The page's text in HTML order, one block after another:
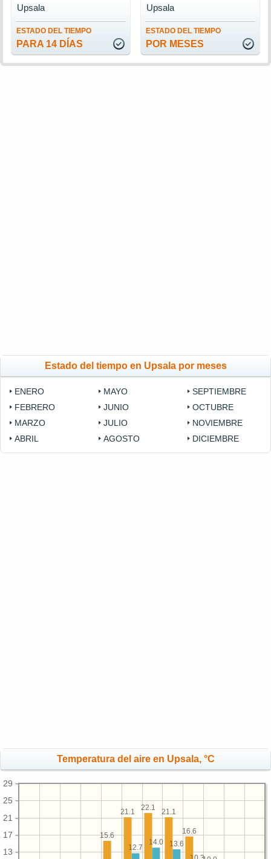
ESTADO DEL TIEMPO
PARA 14 DÍAS
Upsala
ESTADO DEL TIEMPO
POR MESES
Upsala
Estado del tiempo en Upsala por meses
ENERO
FEBRERO
MARZO
ABRIL
MAYO
JUNIO
JULIO
AGOSTO
SEPTIEMBRE
OCTUBRE
NOVIEMBRE
DICIEMBRE
Temperatura del aire en Upsala, °C
13
17
21
25
29
16.6
21.1
22.1
21.1
15.6
13.6
14.0
12.7